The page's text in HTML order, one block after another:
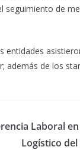
seguimiento de
entidades
además de los
Laboral
Logístico